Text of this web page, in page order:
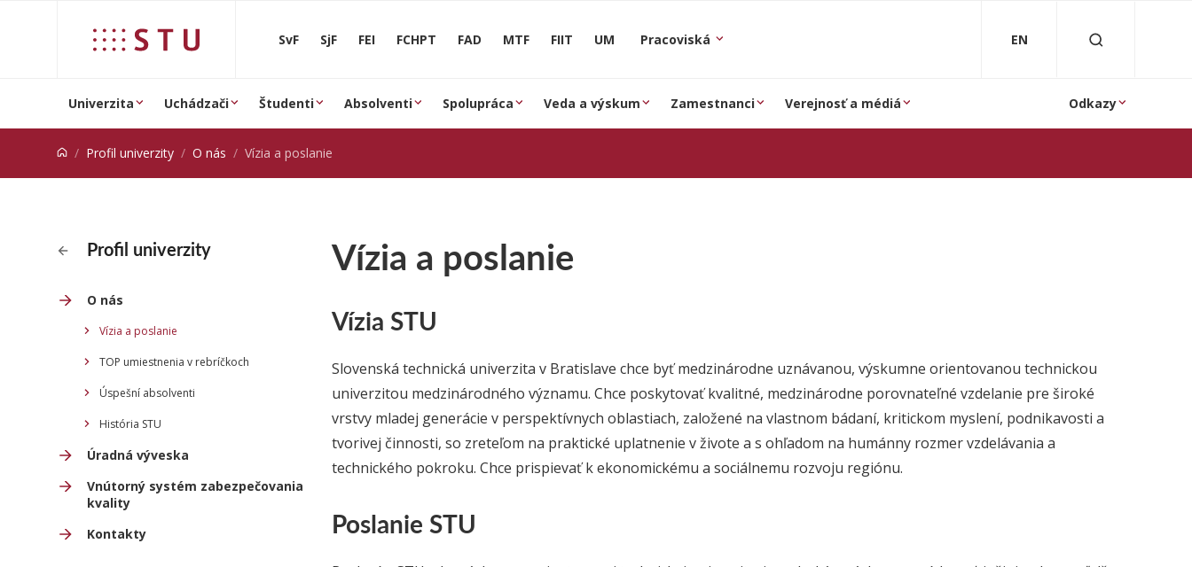
SvF SjF FEI FCHPT FAD MTF FIIT UM Pracoviská EN
Univerzita Uchádzači Študenti Absolventi Spolupráca Veda a výskum Zamestnanci Verejnosť a médiá Odkazy
Profil univerzity O nás Vízia a poslanie
Profil univerzity
O nás
Vízia a poslanie
TOP umiestnenia v rebríčkoch
Úspešní absolventi
História STU
Úradná výveska
Vnútorný systém zabezpečovania
kvality
Kontakty
Vízia a poslanie
Vízia STU
Slovenská technická univerzita v Bratislave chce byť medzinárodne uznávanou, výskumne orientovanou technickou
univerzitou medzinárodného významu. Chce poskytovať kvalitné, medzinárodne porovnateľné vzdelanie pre široké
vrstvy mladej generácie v perspektívnych oblastiach, založené na vlastnom bádaní, kritickom myslení, podnikavosti a
tvorivej činnosti, so zreteľom na praktické uplatnenie v živote a s ohľadom na humánny rozmer vzdelávania a
technického pokroku. Chce prispievať k ekonomickému a sociálnemu rozvoju regiónu.
Poslanie STU